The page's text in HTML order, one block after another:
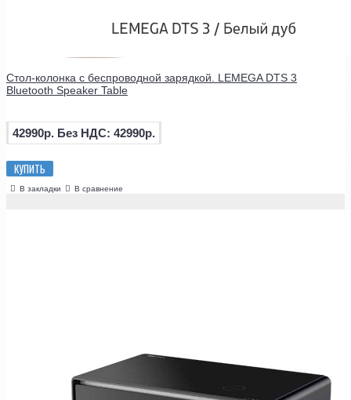
Стол-колонка с беспроводной зарядкой. LEMEGA DTS 3
Bluetooth Speaker Table
42990р. Без НДС: 42990р.
КУПИТЬ
В закладки В сравнение